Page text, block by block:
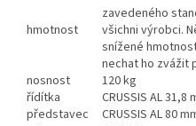
hmotnost
zavedeného
všichni výrobci.
snížené
nechat ho zvážit
nosnost
120 kg
řídítka
CRUSSIS AL 31,8
představec
CRUSSIS AL 80